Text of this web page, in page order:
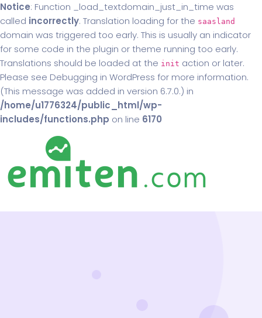
Notice: Function _load_textdomain_just_in_time was
called incorrectly. Translation loading for the saasland
domain was triggered too early. This is usually an indicator
for some code in the plugin or theme running too early.
Translations should be loaded at the init action or later.
Please see Debugging in WordPress for more information.
(This message was added in version 6.7.0.) in
/home/u1776324/public_html/wp-
includes/functions.php on line 6170